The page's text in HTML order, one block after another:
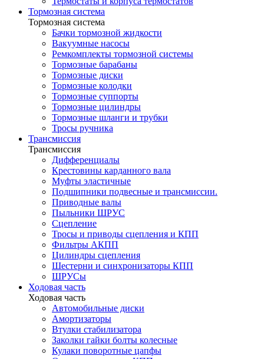
Тормозная система
Тормозная система
Бачки тормозной жидкости
Вакуумные насосы
Ремкомплекты тормозной системы
Тормозные барабаны
Тормозные диски
Тормозные колодки
Тормозные суппорты
Тормозные цилиндры
Тормозные шланги и трубки
Тросы ручника
Трансмиссия
Трансмиссия
Дифференциалы
Крестовины карданного вала
Муфты эластичные
Подшипники подвесные и трансмиссии.
Приводные валы
Пыльники ШРУС
Сцепление
Тросы и приводы сцепления и КПП
Фильтры АКПП
Цилиндры сцепления
Шестерни и синхронизаторы КПП
ШРУСы
Ходовая часть
Ходовая часть
Автомобильные диски
Амортизаторы
Втулки стабилизатора
Заколки гайки болты колесные
Кулаки поворотные цапфы